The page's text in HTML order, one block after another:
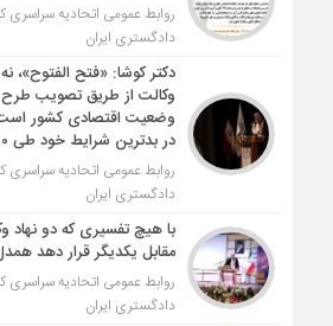
روابط عمومی اتحادیه سراسری
دادگستری ایران
دکتر کوشا: «فتح الفتوح»،
وکالت از طریق تصویب طرح
وضعیت اقتصادی کشور
در بدترین شرایط خود طی ۱۰۰ سال اخیر قرار دارد
روابط عمومی اتحادیه سراسری
دادگستری ایران
با هیچ تفسیری که دو نهاد
مقابل یکدیگر قرار دهد
روابط عمومی اتحادیه سراسری
دادگستری ایران